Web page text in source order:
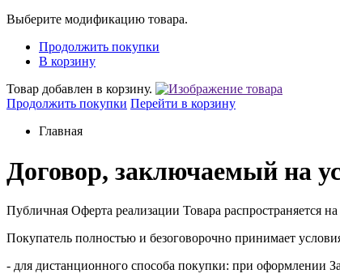
Выберите модификацию товара.
Продолжить покупки
В корзину
Товар добавлен в корзину.
Продолжить покупки Перейти в корзину
Главная
Договор, заключаемый на
Публичная Оферта реализации Товара распространяется
Покупатель полностью и безоговорочно принимает
- для дистанционного способа покупки: при оформлении